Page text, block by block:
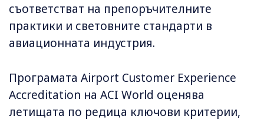
съответстват на препоръчителните
практики и световните стандарти в
авиационната индустрия.
Програмата Airport Customer Experience
Accreditation на ACI World оценява
летищата по редица ключови критерии,